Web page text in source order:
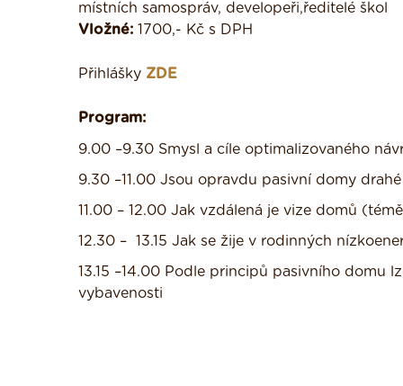
místních samospráv, developeři,ředitelé škol
Vložné: 1700,- Kč s DPH
Přihlášky ZDE
Program:
9.00 –9.30 Smysl a cíle optimalizovaného
9.30 –11.00 Jsou opravdu pasivní domy
11.00 – 12.00 Jak vzdálená je vize domů
12.30 – 13.15 Jak se žije v rodinných
13.15 –14.00 Podle principů pasivního domu
vybavenosti